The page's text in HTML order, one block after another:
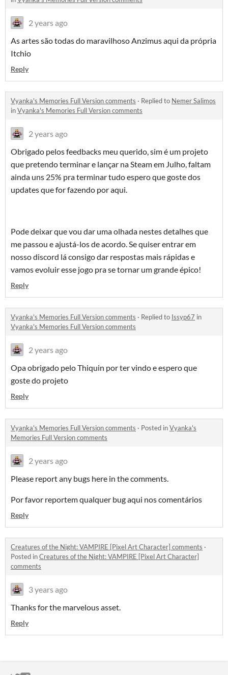
2 years ago
As artes são todas do maravilhoso Anzimus aqui da própria
Itchio
Reply
Vyanka's Memories Full Version comments · Replied to Nemer Salimos
inVyanka's Memories Full Version comments
2 years ago
Obrigado pelos feedbacks meu querido, sim é um projeto
que pretendo terminar e lançar na Steam em Julho, faltam
ainda uns 25% pra terminar tudo espero que goste dos
updates que for fazendo por aqui.
Pode deixar que vou dar uma olhada nestes detalhes que
me passou e ajustá-los de acordo. Se quiser entrar em
nosso discord lá consigo dar respostas mais rápidas e
vamos evoluir esse jogo pra se tornar um grande épico!
Reply
Vyanka's Memories Full Version comments · Replied to Issyp67 in
Vyanka's Memories Full Version comments
2 years ago
Opa obrigado pelo Thiquin por ter vindo e espero que
goste do projeto
Reply
Vyanka's Memories Full Version comments · Posted inVyanka's
Memories Full Version comments
2 years ago
Please report any bugs here in the comments.
Por favor reportem qualquer bug aqui nos comentários
Reply
Creatures of the Night: VAMPIRE [Pixel Art Character] comments ·
Posted inCreatures of the Night: VAMPIRE [Pixel Art Character]
comments
3 years ago
Thanks for the marvelous asset.
Reply